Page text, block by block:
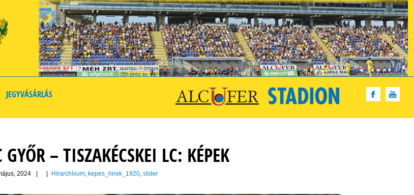
JEGYVÁSÁRLÁS
– TISZAKÉCSKEI LC: KÉPEK
2024 Hírarchívum, kepes_hirek_1920, slider